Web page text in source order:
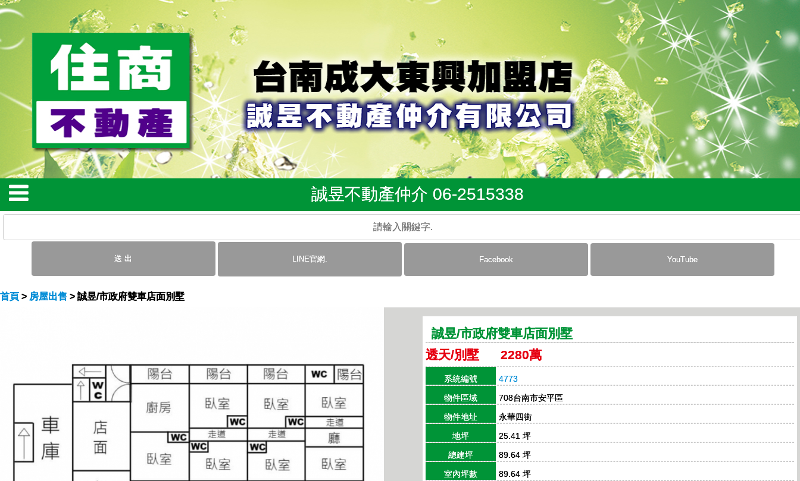
誠昱不動產仲介 06-2515338
首頁 > 房屋出售 > 誠昱/市政府雙車店面別墅
誠昱/市政府雙車店面別墅
透天/別墅 2280萬
系統編號
4773
物件區域
708台南市安平區
物件地址
永華四街
地坪
25.41 坪
總建坪
89.64 坪
室內坪數
89.64 坪